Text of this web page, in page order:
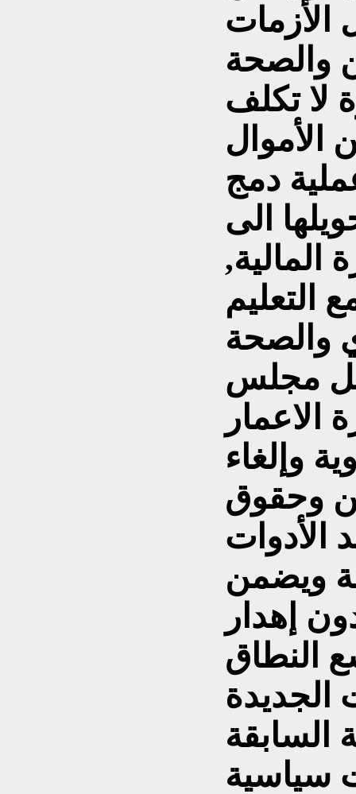
الأزمات
والصحة
لا تكلف
الأموال
دمج
الى
المالية,
التعليم
والصحة
مجلس
الاعمار
وإلغاء
وحقوق
الأدوات
ويضمن
إهدار
الجديدة
السابقة
سياسية